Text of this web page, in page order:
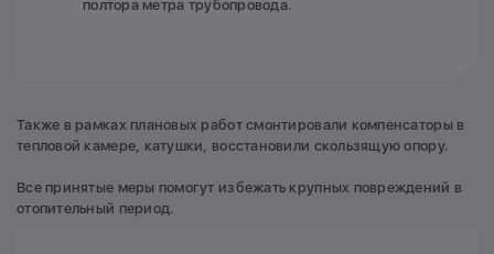
полтора метра трубопровода.
Также в рамках плановых работ смонтировали компенсаторы в
тепловой камере, катушки, восстановили скользящую опору.
Все принятые меры помогут избежать крупных повреждений в
отопительный период.